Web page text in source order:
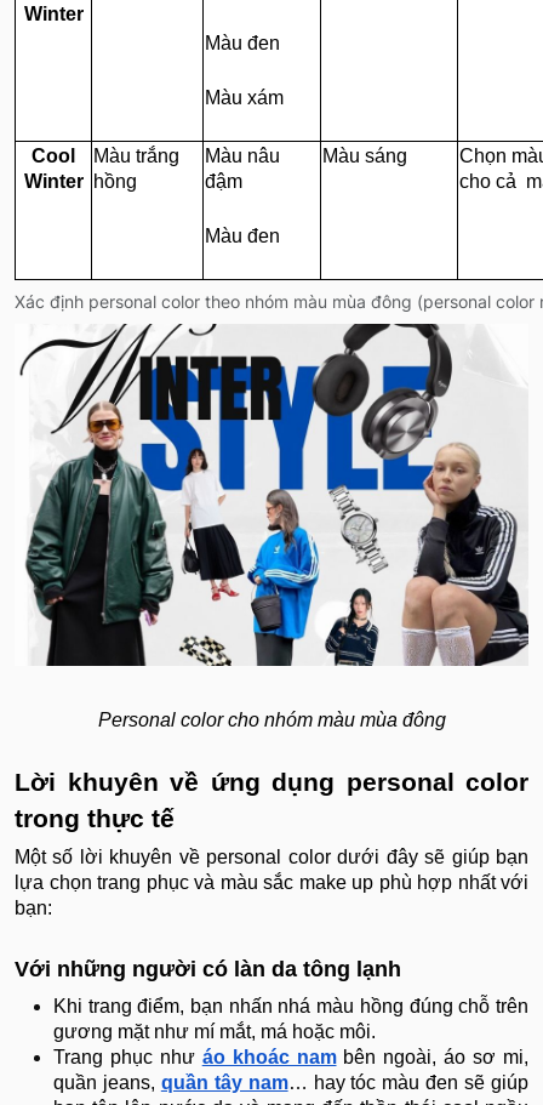
Xác định personal color theo nhóm màu mùa đông (personal color
Winter
Màu đen
Màu xám
Cool
Winter
Màu trắng
hồng
Màu nâu
đậm
Màu đen
Màu sáng
Chọn
cho cả
Personal color cho nhóm màu mùa đông
Lời khuyên về ứng dụng personal color
trong thực tế
Một số lời khuyên về personal color dưới đây sẽ giúp bạn
lựa chọn trang phục và màu sắc make up phù hợp nhất với
bạn:
Với những người có làn da tông lạnh
Khi trang điểm, bạn nhấn nhá màu hồng đúng chỗ trên
gương mặt như mí mắt, má hoặc môi.
Trang phục như áo khoác nambên ngoài, áo sơ mi,
quần jeans, quần tây nam… hay tóc màu đen sẽ giúp